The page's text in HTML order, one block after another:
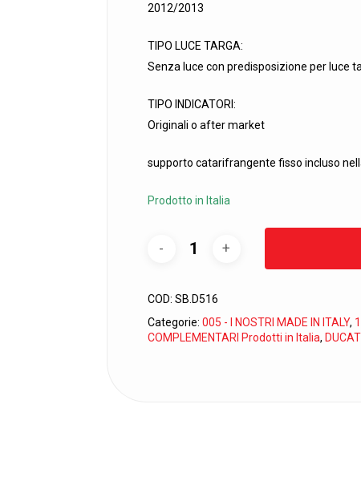
2012/2013
TIPO LUCE TARGA:
Senza luce con predisposizione per luce
TIPO INDICATORI:
Originali o after market
supporto catarifrangente fisso incluso
Prodotto in Italia
COD: SB.D516
Categorie: 005 - I NOSTRI MADE IN ITALY,
COMPLEMENTARI Prodotti in Italia,